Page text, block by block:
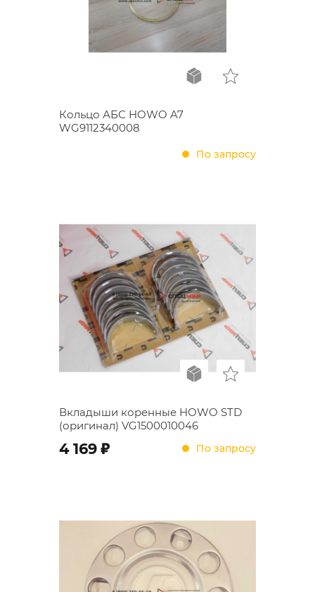
Кольцо АБС HOWO A7
WG9112340008
По запросу
Вкладыши коренные HOWO STD
(оригинал) VG1500010046
4 169 ; По запросу